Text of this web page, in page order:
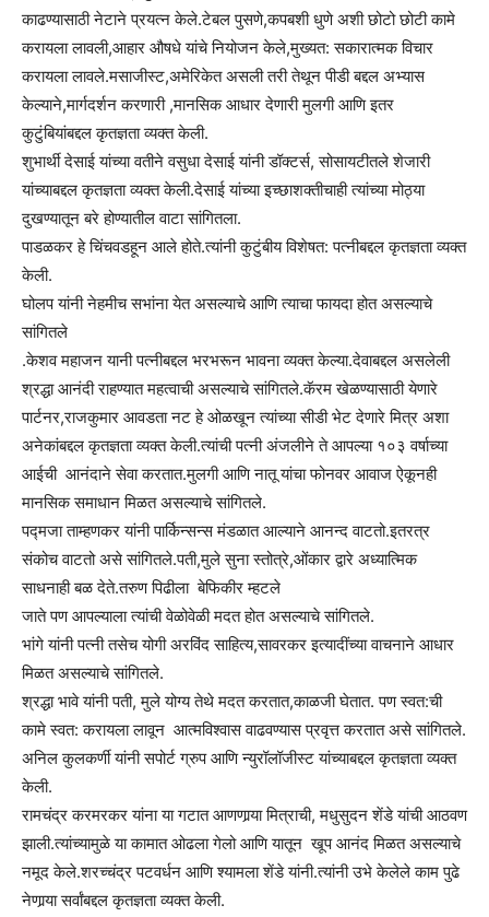
काढण्यासाठी नेटाने प्रयत्न केले.टेबल पुसणे,कपबशी धुणे अशी छोटो छोटी कामे
करायला लावली,आहार औषधे यांचे नियोजन केले,मुख्यत: सकारात्मक विचार
करायला लावले.मसाजीस्ट,अमेरिकेत असली तरी तेथून पीडी बद्दल अभ्यास
केल्याने,मार्गदर्शन करणारी ,मानसिक आधार देणारी मुलगी आणि इतर
कुटुंबियांबद्दल कृतज्ञता व्यक्त केली.
शुभार्थी देसाई यांच्या वतीने वसुधा देसाई यांनी डॉक्टर्स, सोसायटीतले शेजारी
यांच्याबद्दल कृतज्ञता व्यक्त केली.देसाई यांच्या इच्छाशक्तीचाही त्यांच्या मोठ्या
दुखण्यातून बरे होण्यातील वाटा सांगितला.
पाडळकर हे चिंचवडहून आले होते.त्यांनी कुटुंबीय विशेषत: पत्नीबद्दल कृतज्ञता व्यक्त
केली.
घोलप यांनी नेहमीच सभांना येत असल्याचे आणि त्याचा फायदा होत असल्याचे
सांगितले
.केशव महाजन यानी पत्नीबद्दल भरभरून भावना व्यक्त केल्या.देवाबद्दल असलेली
श्रद्धा आनंदी राहण्यात महत्वाची असल्याचे सांगितले.कॅरम खेळण्यासाठी येणारे
पार्टनर,राजकुमार आवडता नट हे ओळखून त्यांच्या सीडी भेट देणारे मित्र अशा
अनेकांबद्दल कृतज्ञता व्यक्त केली.त्यांची पत्नी अंजलीने ते आपल्या १०३ वर्षाच्या
आईची आनंदाने सेवा करतात.मुलगी आणि नातू यांचा फोनवर आवाज ऐकूनही
मानसिक समाधान मिळत असल्याचे सांगितले.
पद्मजा ताम्हणकर यांनी पार्किन्सन्स मंडळात आल्याने आनन्द वाटतो.इतरत्र
संकोच वाटतो असे सांगितले.पती,मुले सुना स्तोत्रे,ओंकार द्वारे अध्यात्मिक
साधनाही बळ देते.तरुण पिढीला बेफिकीर म्हटले
जाते पण आपल्याला त्यांची वेळोवेळी मदत होत असल्याचे सांगितले.
भांगे यांनी पत्नी तसेच योगी अरविंद साहित्य,सावरकर इत्यादींच्या वाचनाने आधार
मिळत असल्याचे सांगितले.
श्रद्धा भावे यांनी पती, मुले योग्य तेथे मदत करतात,काळजी घेतात. पण स्वत:ची
कामे स्वत: करायला लावून आत्मविश्वास वाढवण्यास प्रवृत्त करतात असे सांगितले.
अनिल कुलकर्णी यांनी सपोर्ट ग्रुप आणि न्युरॉलॉजीस्ट यांच्याबद्दल कृतज्ञता व्यक्त
केली.
रामचंद्र करमरकर यांना या गटात आणणार्‍या मित्राची, मधुसुदन शेंडे यांची आठवण
झाली.त्यांच्यामुळे या कामात ओढला गेलो आणि यातून खूप आनंद मिळत असल्याचे
नमूद केले.शरच्चंद्र पटवर्धन आणि श्यामला शेंडे यांनी.त्यांनी उभे केलेले काम पुढे
नेणार्‍या सर्वांबद्दल कृतज्ञता व्यक्त केली.